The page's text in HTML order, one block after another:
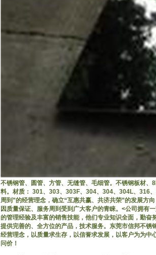
不锈钢管、圆管、方管、无缝管、毛细管。不锈钢板材
料。材质： 301、303、303F、304、304、304L、316
周到”的经营理念，确立“互惠共赢、共济共荣”的发展方
因质量保证、服务周到受到广大客户的青睐。<公司拥有
的管理经验及丰富的销售技能，他们专业知识全面，勤
提供完善的、全方位的产品，技术服务。东莞市信邦不
经营理念，以质量求生存，以信誉求发展，以客户为为
问价！